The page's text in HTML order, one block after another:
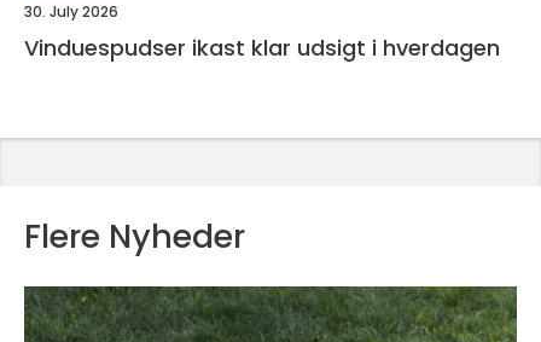
30. July 2026
Vinduespudser ikast klar udsigt i hverdagen
Flere Nyheder